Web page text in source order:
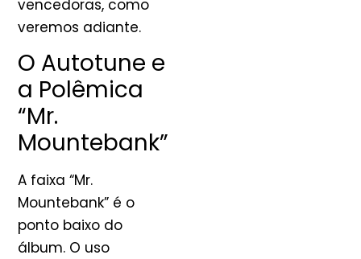
vencedoras, como
veremos adiante.
O Autotune e
a Polêmica
“Mr.
Mountebank”
A faixa “Mr.
Mountebank” é o
ponto baixo do
álbum. O uso